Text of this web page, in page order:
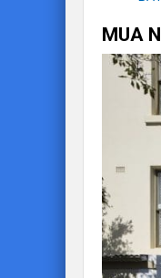
MUA